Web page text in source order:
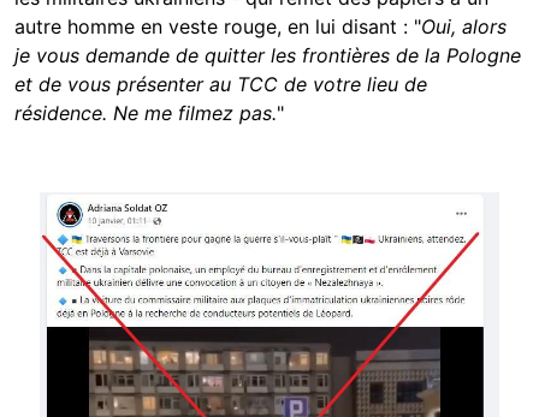
autre homme en veste rouge, en lui disant : "Oui, alors
je vous demande de quitter les frontières de la Pologne
et de vous présenter au TCC de votre lieu de
résidence. Ne me filmez pas."
Image